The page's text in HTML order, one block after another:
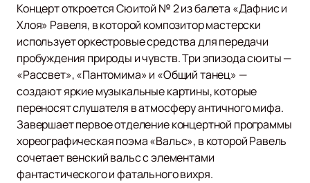
Концерт откроется Сюитой № 2 из балета «Дафнис и
Хлоя» Равеля, в которой композитор мастерски
использует оркестровые средства для передачи
пробуждения природы и чувств. Три эпизода сюиты —
«Рассвет», «Пантомима» и «Общий танец» —
создают яркие музыкальные картины, которые
переносят слушателя в атмосферу античного мифа.
Завершает первое отделение концертной программы
хореографическая поэма «Вальс», в которой Равель
сочетает венский вальс с элементами
фантастического и фатального вихря.